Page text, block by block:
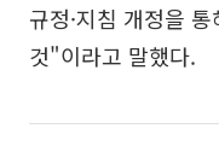
규정·지침 개정을
것"이라고 말했다.